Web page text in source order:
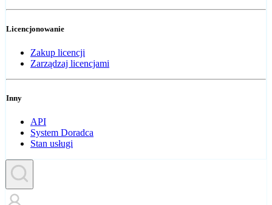
Licencjonowanie
Zakup licencji
Zarządzaj licencjami
Inny
API
System Doradca
Stan usługi